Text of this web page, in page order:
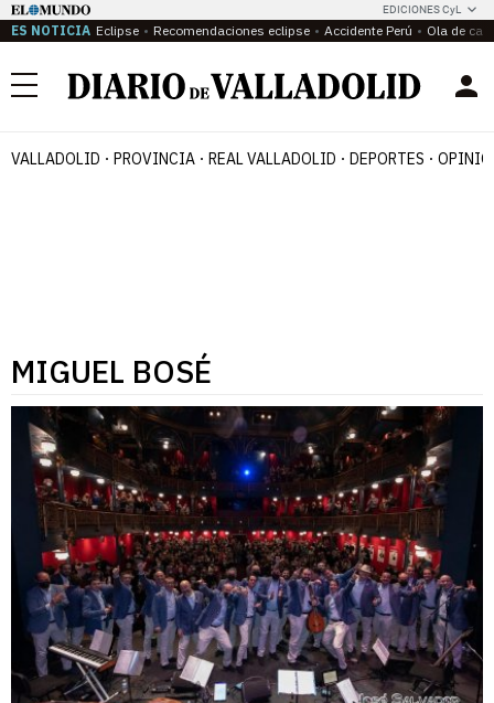
EDICIONES CyL
ES NOTICIA Eclipse Recomendaciones eclipse Accidente Perú Ola de
Menú
VALLADOLID PROVINCIA REAL VALLADOLID DEPORTES
MIGUEL BOSÉ